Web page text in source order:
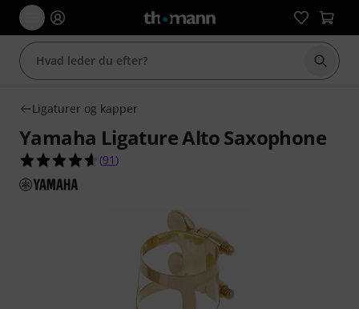
Start
Ligaturer og kapper
Yamaha Ligature Alto Saxophone
4.6 ud af 5 stjerner fra 91 kundebedømmelser
(91 )